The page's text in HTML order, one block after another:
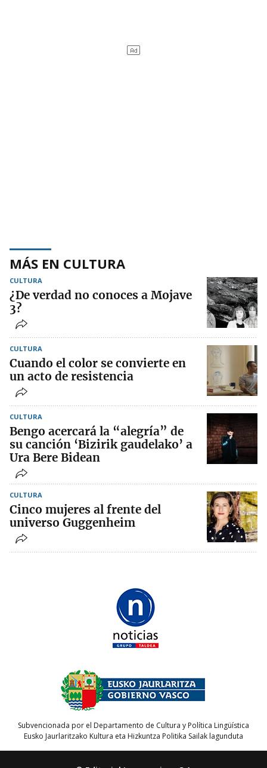
MÁS EN CULTURA
CULTURA
¿De verdad no conoces a Mojave
3?
CULTURA
Cuando el color se convierte en
un acto de resistencia
CULTURA
Bengo acercará la “alegría” de
su canción ‘Bizirik gaudelako’ a
Ura Bere Bidean
CULTURA
Cinco mujeres al frente del
universo Guggenheim
Subvencionada por el Departamento de Cultura y Política Lingüística
Eusko Jaurlaritzako Kultura eta Hizkuntza Politika Sailak lagunduta